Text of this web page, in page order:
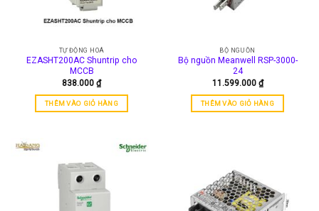
TỰ ĐỘNG HOÁ
EZASHT200AC Shuntrip cho
MCCB
838.000 ₫
THÊM VÀO GIỎ HÀNG
BỘ NGUỒN
Bộ nguồn Meanwell RSP-3000-
24
11.599.000 ₫
THÊM VÀO GIỎ HÀNG